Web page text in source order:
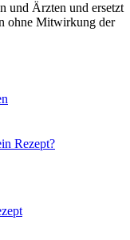
und Ärzten und ersetzt
ohne Mitwirkung der
Rezept?